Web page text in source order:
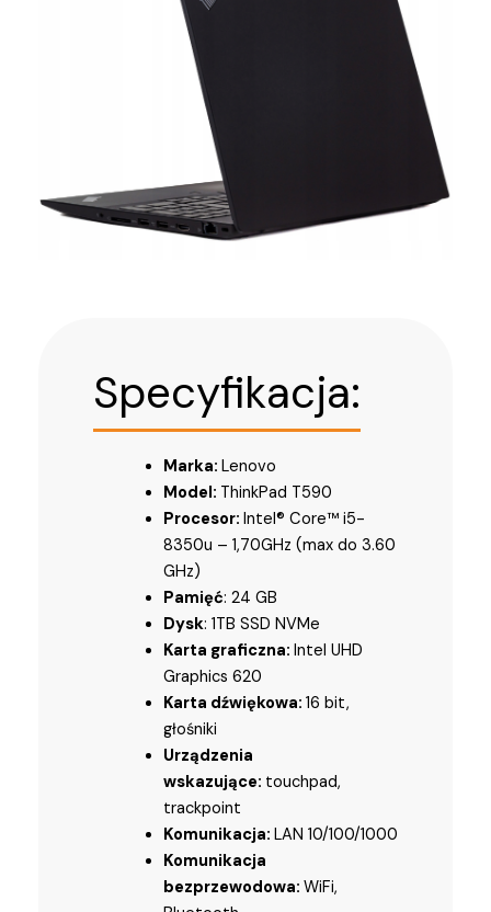
Specyfikacja:
Marka: Lenovo
Model: ThinkPad T590
Procesor: Intel® Core™ i5-
8350u – 1,70GHz (max do 3.60
GHz)
Pamięć: 24 GB
Dysk: 1TB SSD NVMe
Karta graficzna: Intel UHD
Graphics 620
Karta dźwiękowa: 16 bit,
głośniki
Urządzenia
wskazujące: touchpad,
trackpoint
Komunikacja: LAN 10/100/1000
Komunikacja
bezprzewodowa: WiFi,